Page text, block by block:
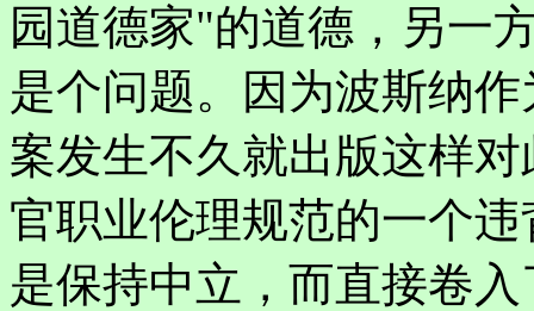
园道德家"的道德，另一
是个问题。因为波斯纳
案发生不久就出版这样
官职业伦理规范的一个
是保持中立，而直接卷